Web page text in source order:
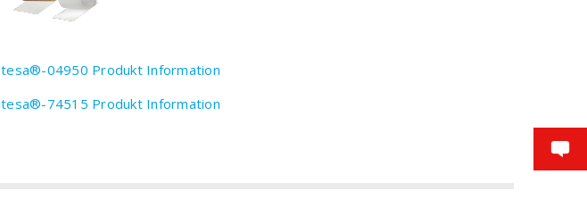
tesa®-04950 Produkt Information
tesa®-74515 Produkt Information